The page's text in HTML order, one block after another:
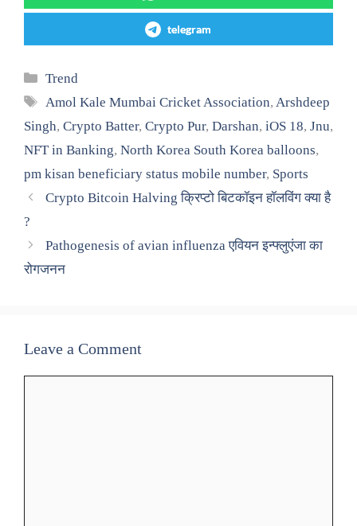
telegram
Categories
Trend
Tags
Amol Kale Mumbai Cricket Association, Arshdeep
Singh, Crypto Batter, Crypto Pur, Darshan, iOS 18, Jnu,
NFT in Banking, North Korea South Korea balloons,
pm kisan beneficiary status mobile number, Sports
Crypto Bitcoin Halving क्रिप्टो बिटकॉइन हॉलविंग क्या है
?
Pathogenesis of avian influenza एवियन इन्फ्लुएंजा का
रोगजनन
Leave a Comment